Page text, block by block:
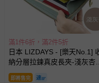
滿1件6折，滿2件5折
日本 LIZDAYS - [樂天No.1]
納分層拉鍊真皮長夾-淺灰杏
(20x10.5x2.5cm)
即將售完